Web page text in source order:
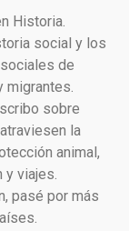
Historia.
social y los
de
migrantes.
sobre
la
animal,
y viajes.
pasé por más